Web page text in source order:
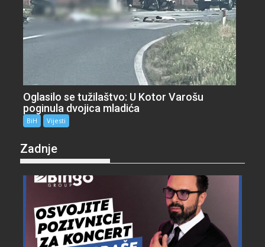
Oglasilo se tužilaštvo: U Kotor Varošu
poginula dvojica mladića
BiH Vijesti
Zadnje